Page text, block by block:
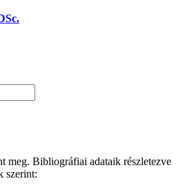
meg. Bibliográfiai adataik részletezve
szerint: